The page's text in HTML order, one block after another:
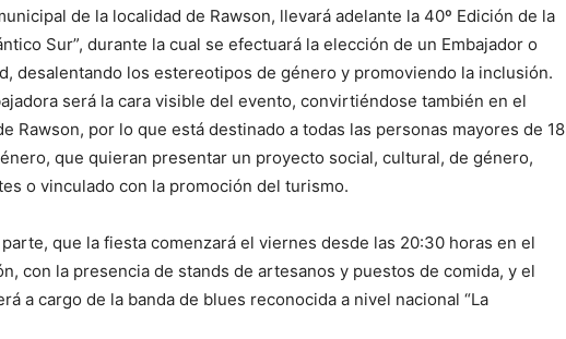
de la localidad de Rawson, llevará adelante la 40º Edición de la
Sur”, durante la cual se efectuará la elección de un Embajador o
desalentando los estereotipos de género y promoviendo la inclusión.
será la cara visible del evento, convirtiéndose también en el
Rawson, por lo que está destinado a todas las personas mayores de 18
que quieran presentar un proyecto social, cultural, de género,
o vinculado con la promoción del turismo.
que la fiesta comenzará el viernes desde las 20:30 horas en el
con la presencia de stands de artesanos y puestos de comida, y el
a cargo de la banda de blues reconocida a nivel nacional “La